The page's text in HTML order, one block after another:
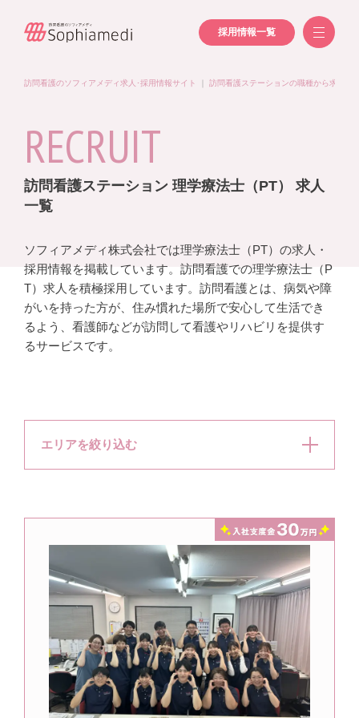
採用情報一覧
訪問看護のソフィアメディ求人･採用情報サイト 訪問看護ステーションの職種から求人を
RECRUIT
訪問看護ステーション 理学療法士（PT） 求人
一覧
ソフィアメディ株式会社では理学療法士（PT）の求人・
採用情報を掲載しています。訪問看護での理学療法士（P
T）求人を積極採用しています。訪問看護とは、病気や障
がいを持った方が、住み慣れた場所で安心して生活でき
るよう、看護師などが訪問して看護やリハビリを提供す
るサービスです。
エリアを絞り込む